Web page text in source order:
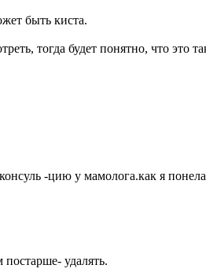
быть киста.
тогда будет понятно, что это
-цию у мамолога.как я
удалять.